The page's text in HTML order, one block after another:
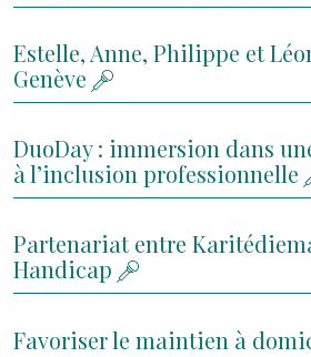
Estelle, Anne, Philippe et
Genève
DuoDay : immersion dans
à l’inclusion professionnelle
Partenariat entre
Handicap
Favoriser le maintien à